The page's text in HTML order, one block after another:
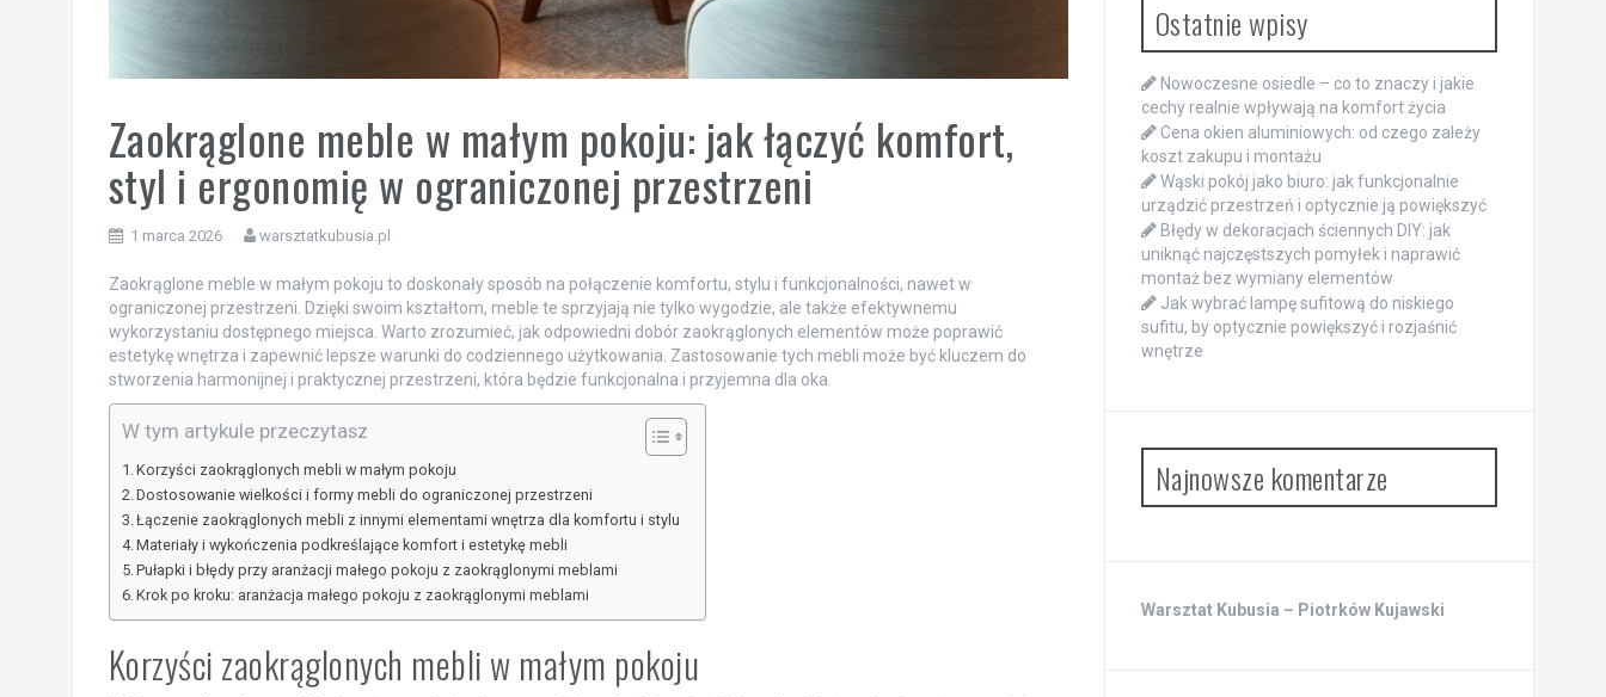
Zaokrąglone meble w małym pokoju: jak łączyć komfort,
styl i ergonomię w ograniczonej przestrzeni
1 marca 2026 warsztatkubusia.pl
Zaokrąglone meble w małym pokoju to doskonały sposób na połączenie komfortu, stylu i funkcjonalności, nawet w
ograniczonej przestrzeni. Dzięki swoim kształtom, meble te sprzyjają nie tylko wygodzie, ale także efektywnemu
wykorzystaniu dostępnego miejsca. Warto zrozumieć, jak odpowiedni dobór zaokrąglonych elementów może poprawić
estetykę wnętrza i zapewnić lepsze warunki do codziennego użytkowania. Zastosowanie tych mebli może być kluczem do
stworzenia harmonijnej i praktycznej przestrzeni, która będzie funkcjonalna i przyjemna dla oka.
W tym artykule przeczytasz
Korzyści zaokrąglonych mebli w małym pokoju
Dostosowanie wielkości i formy mebli do ograniczonej przestrzeni
Łączenie zaokrąglonych mebli z innymi elementami wnętrza dla komfortu i stylu
Materiały i wykończenia podkreślające komfort i estetykę mebli
Pułapki i błędy przy aranżacji małego pokoju z zaokrąglonymi meblami
Krok po kroku: aranżacja małego pokoju z zaokrąglonymi meblami
Korzyści zaokrąglonych mebli w małym pokoju
Ostatnie wpisy
Nowoczesne osiedle – co to znaczy i jakie
cechy realnie wpływają na komfort życia
Cena okien aluminiowych: od czego zależy
koszt zakupu i montażu
Wąski pokój jako biuro: jak funkcjonalnie
urządzić przestrzeń i optycznie ją powiększyć
Błędy w dekoracjach ściennych DIY: jak
uniknąć najczęstszych pomyłek i naprawić
montaż bez wymiany elementów
Jak wybrać lampę sufitową do niskiego
sufitu, by optycznie powiększyć i rozjaśnić
wnętrze
Najnowsze komentarze
Warsztat Kubusia – Piotrków Kujawski